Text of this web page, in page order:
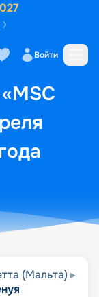
Войти
Маршрут и
(Мальта)